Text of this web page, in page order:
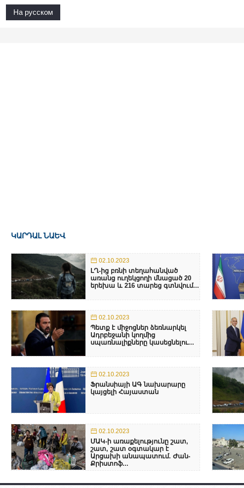
На русском
ԿԱՐԴԱԼ ՆԱԵՎ
02.10.2023
ԼՂ-ից բռնի տեղահանված
առանց ուղեկցողի մնացած 20
երեխա և 216 տարեց գտնվում...
02.10.2023
Պետք է միջոցներ ձեռնարկել
Ադրբեջանի կողմից
սպառնալիքները կասեցնելու...
02.10.2023
Ֆրանսիայի ԱԳ նախարարը
կայցելի Հայաստան
02.10.2023
ՄԱԿ-ի առաքելությունը շատ,
շատ, շատ օգտակար է
Արցախի անապատում. Ժան-
Քրիստոֆ...